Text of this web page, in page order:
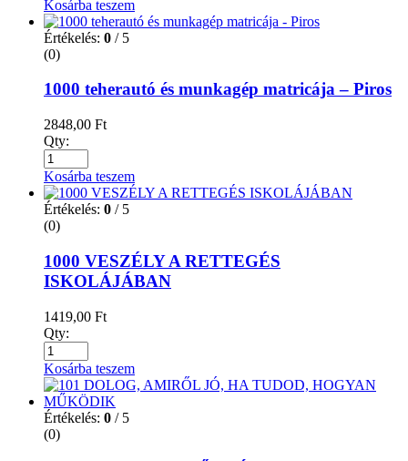
Kosárba teszem
Értékelés: 0 / 5
(0)
1000 teherautó és munkagép matricája – Piros
2848,00 Ft
Qty:
Kosárba teszem
Értékelés: 0 / 5
(0)
1000 VESZÉLY A RETTEGÉS
ISKOLÁJÁBAN
1419,00 Ft
Qty:
Kosárba teszem
Értékelés: 0 / 5
(0)